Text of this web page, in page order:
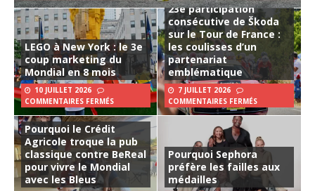
LEGO à New York : le 3e
coup marketing du
Mondial en 8 mois
10 JUILLET 2026
COMMENTAIRES FERMÉS
23e participation
consécutive de Škoda
sur le Tour de France :
les coulisses d’un
partenariat
emblématique
7 JUILLET 2026
COMMENTAIRES FERMÉS
Pourquoi le Crédit
Agricole troque la pub
classique contre BeReal
pour vivre le Mondial
avec les Bleus
Pourquoi Sephora
préfère les failles aux
médailles